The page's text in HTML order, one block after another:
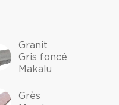
Granit
Gris foncé
Makalu
Grès